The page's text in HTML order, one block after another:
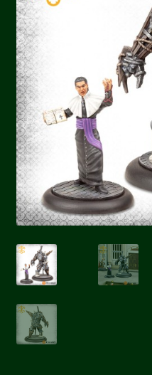
Validation de la commande